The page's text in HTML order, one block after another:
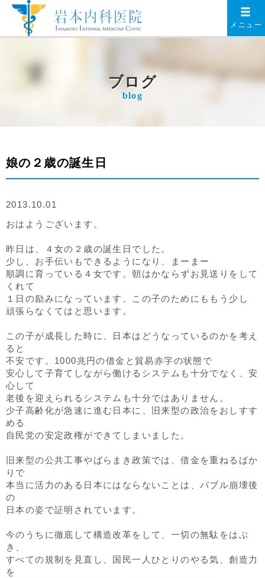
メニュー
ブログ
blog
娘の２歳の誕生日
2013.10.01
おはようございます。
昨日は、４女の２歳の誕生日でした。
少し、お手伝いもできるようになり、まーまー
順調に育っている４女です。朝はかならずお見送りをして
くれて
１日の励みになっています。この子のためにももう少し
頑張らなくてはと思います。
この子が成長した時に、日本はどうなっているのかを考え
ると
不安です。1000兆円の借金と貿易赤字の状態で
安心して子育てしながら働けるシステムも十分でなく、安
心して
老後を迎えられるシステムも十分ではありません。
少子高齢化が急速に進む日本に、旧来型の政治をおしすす
める
自民党の安定政権ができてしまいました。
旧来型の公共工事やばらまき政策では、借金を重ねるばか
りで
本当に活力のある日本にはならないことは、バブル崩壊後
の
日本の姿で証明されています。
今のうちに徹底して構造改革をして、一切の無駄をはぶ
き、
すべての規制を見直し、国民一人ひとりのやる気、創造力
を